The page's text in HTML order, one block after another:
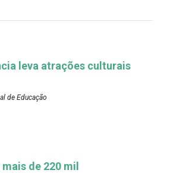
leva atrações culturais
de Educação
de 220 mil